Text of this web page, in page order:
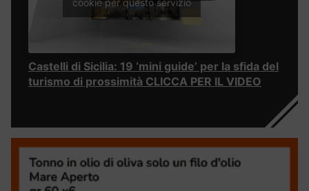
cookie per questo servizio
Castelli di Sicilia: 19 ‘mini guide’ per la sfida del
turismo di prossimità CLICCA PER IL VIDEO